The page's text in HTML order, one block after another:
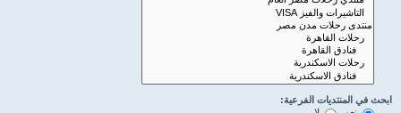
ابحث في المنتديات الفرعية: